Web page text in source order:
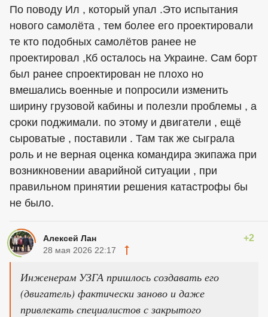
По поводу Ил , который упал .Это испытания
нового самолёта , тем более его проектировали
те кто подобных самолётов ранее не
проектировал ,Кб осталось на Украине. Сам борт
был ранее спроектирован не плохо но
вмешались военные и попросили изменить
ширину грузовой кабины и полезли проблемы , а
сроки поджимали. по этому и двигатели , ещё
сыроватые , поставили . Там так же сыграла
роль и не верная оценка командира экипажа при
возникновении аварийной ситуации , при
правильном принятии решения катастрофы бы
не было.
Алексей Лан +2
28 мая 2026 22:17
Инженерам УЗГА пришлось создавать его
(двигатель) фактически заново и даже
привлекать специалистов с закрытого